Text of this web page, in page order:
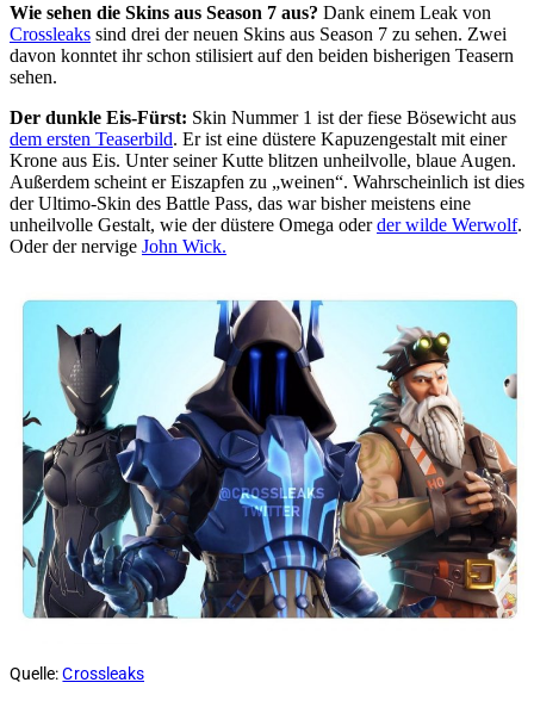
Wie sehen die Skins aus Season 7 aus? Dank einem Leak von
Crossleaks sind drei der neuen Skins aus Season 7 zu sehen. Zwei
davon konntet ihr schon stilisiert auf den beiden bisherigen Teasern
sehen.
Der dunkle Eis-Fürst: Skin Nummer 1 ist der fiese Bösewicht aus
dem ersten Teaserbild. Er ist eine düstere Kapuzengestalt mit einer
Krone aus Eis. Unter seiner Kutte blitzen unheilvolle, blaue Augen.
Außerdem scheint er Eiszapfen zu „weinen“. Wahrscheinlich ist dies
der Ultimo-Skin des Battle Pass, das war bisher meistens eine
unheilvolle Gestalt, wie der düstere Omega oderder wilde Werwolf.
Oder der nervige John Wick.
Quelle:Crossleaks